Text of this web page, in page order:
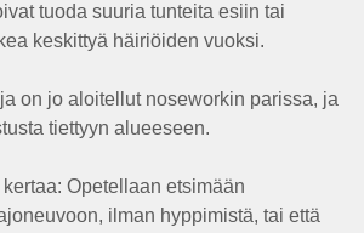
tuoda suuria tunteita esiin tai
keskittyä häiriöiden vuoksi.
on jo aloitellut noseworkin parissa, ja
tiettyyn alueeseen.
Opetellaan etsimään
ilman hyppimistä, tai että